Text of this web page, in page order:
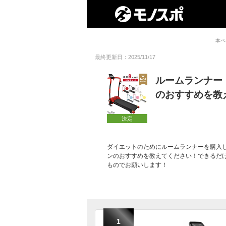
本
最終更新日：2025/11/17
決定
ルームランナ
のおすすめを教
ダイエットのためにルームランナーを購
ンのおすすめを教えてください！できる
ものでお願いします！
1